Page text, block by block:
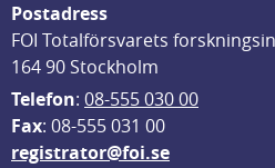
Postadress
FOI Totalförsvarets
164 90 Stockholm
Telefon: 08-555 030 00
Fax: 08-555 031 00
registrator@foi.se